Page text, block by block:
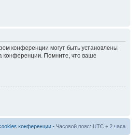
конференции могут быть установлены
конференции. Помните, что ваше
конференции • Часовой пояс: UTC + 2 часа